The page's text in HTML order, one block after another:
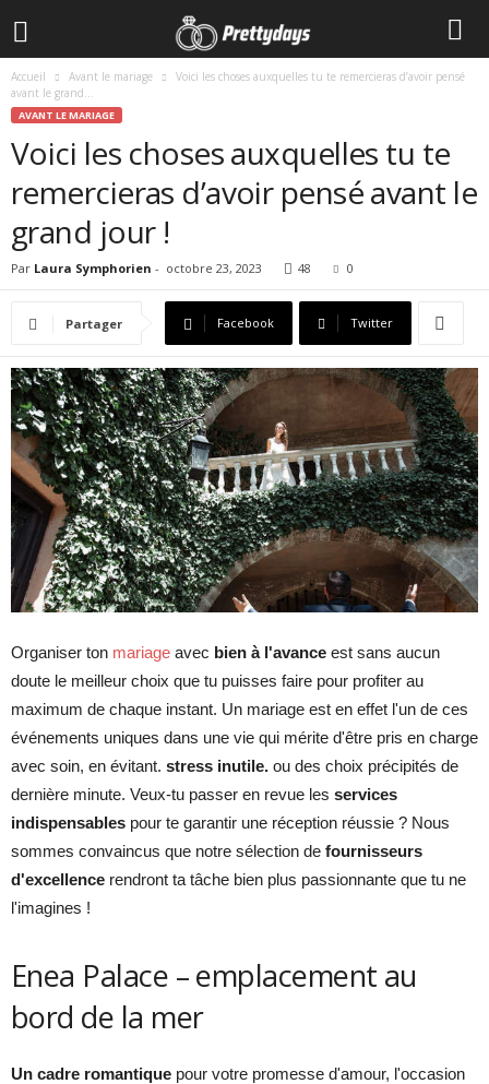
Accueil Avant le mariage
Voici les choses auxquelles tu te remercieras d’avoir pensé
avant le grand...
AVANT LE MARIAGE
Voici les choses auxquelles tu te
remercieras d’avoir pensé avant le
grand jour !
Par Laura Symphorien - octobre 23, 2023 48 0
Partager Facebook Twitter
Organiser ton mariage avec bien à l'avance est sans aucun
doute le meilleur choix que tu puisses faire pour profiter au
maximum de chaque instant. Un mariage est en effet l'un de ces
événements uniques dans une vie qui mérite d'être pris en charge
avec soin, en évitant. stress inutile. ou des choix précipités de
dernière minute. Veux-tu passer en revue les services
indispensables pour te garantir une réception réussie ? Nous
sommes convaincus que notre sélection de fournisseurs
d'excellence rendront ta tâche bien plus passionnante que tu ne
l'imagines !
Enea Palace – emplacement au
bord de la mer
Un cadre romantique pour votre promesse d'amour, l'occasion